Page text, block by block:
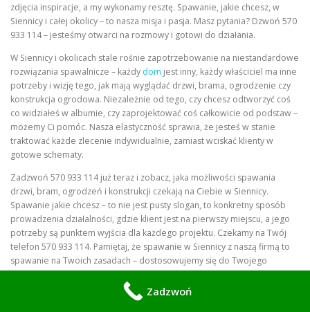
zdjęcia inspiracje, a my wykonamy resztę. Spawanie, jakie chcesz, w
Siennicy i całej okolicy – to nasza misja i pasja. Masz pytania? Dzwoń 570
933 114 – jesteśmy otwarci na rozmowy i gotowi do działania.
W Siennicy i okolicach stale rośnie zapotrzebowanie na niestandardowe
rozwiązania spawalnicze – każdy dom jest inny, każdy właściciel ma inne
potrzeby i wizję tego, jak mają wyglądać drzwi, brama, ogrodzenie czy
konstrukcja ogrodowa. Niezależnie od tego, czy chcesz odtworzyć coś
co widziałeś w albumie, czy zaprojektować coś całkowicie od podstaw –
możemy Ci pomóc. Nasza elastyczność sprawia, że jesteś w stanie
traktować każde zlecenie indywidualnie, zamiast wciskać klienty w
gotowe schematy.
Zadzwoń 570 933 114 już teraz i zobacz, jaka możliwości spawania
drzwi, bram, ogrodzeń i konstrukcji czekają na Ciebie w Siennicy.
Spawanie jakie chcesz – to nie jest pusty slogan, to konkretny sposób
prowadzenia działalności, gdzie klient jest na pierwszy miejscu, a jego
potrzeby są punktem wyjścia dla każdego projektu. Czekamy na Twój
telefon 570 933 114. Pamiętaj, że spawanie w Siennicy z naszą firmą to
spawanie na Twoich zasadach – dostosowujemy się do Twojego
harmonogramu, budżetu i preferencji estetycznych. Niezależnie od
tego, czy projekt jest duży czy mały, prosty czy skomplikowany,
traktujemy go z równym zaangażowaniem i profesjonalizmem.
Zadzwoń